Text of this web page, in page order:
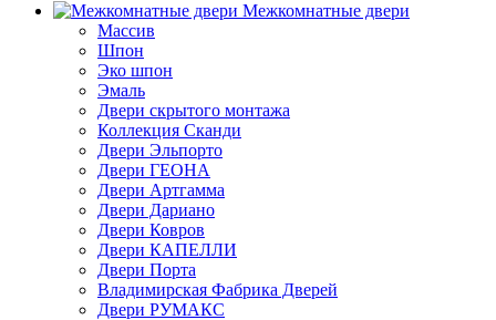
Межкомнатные двери
Массив
Шпон
Эко шпон
Эмаль
Двери скрытого монтажа
Коллекция Сканди
Двери Эльпорто
Двери ГЕОНА
Двери Артгамма
Двери Дариано
Двери Ковров
Двери КАПЕЛЛИ
Двери Порта
Владимирская Фабрика Дверей
Двери РУМАКС